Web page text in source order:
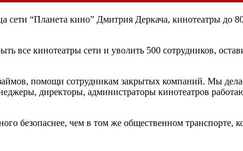
сети “Планета кино” Дмитрия Деркача, кинотеатры до
все кинотеатры сети и уволить 500 сотрудников,
помощи сотрудникам закрытых компаний. Мы
директоры, администраторы кинотеатров
безопаснее, чем в том же общественном транспорте,